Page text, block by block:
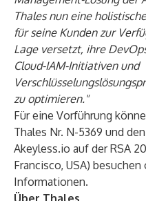
Thales nun eine
für seine Kunden zur
Lage versetzt, ihre
Cloud-IAM-Initiativen und
zu optimieren."
Für eine Vorführung
Thales Nr. N-5369 und
Akeyless.io auf derRSA
Francisco, USA) besuchen
Informationen.
Über Thales